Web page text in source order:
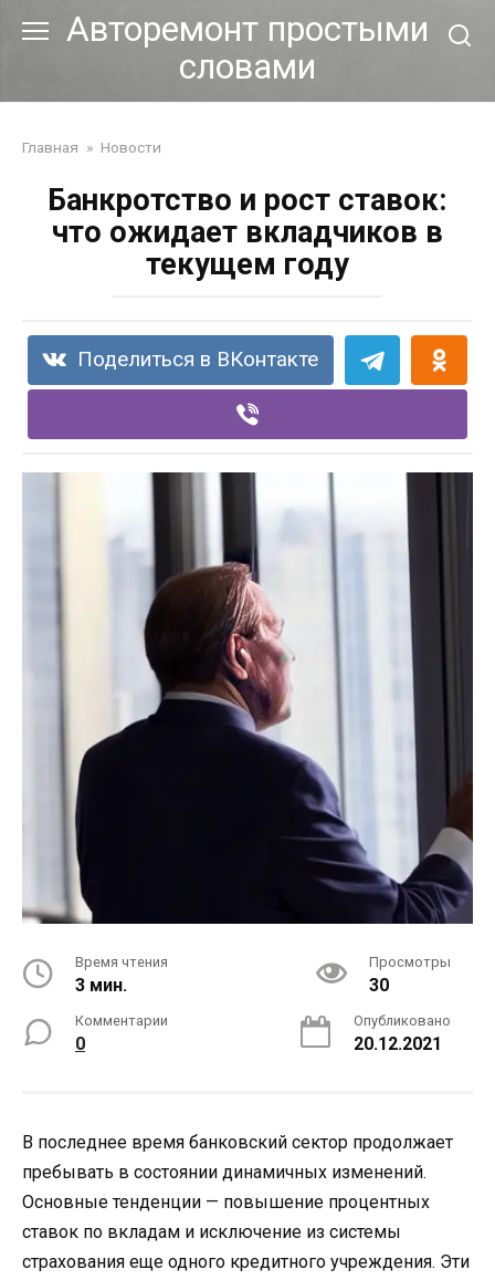
Авторемонт простыми
словами
Главная » Новости
Банкротство и рост ставок:
что ожидает вкладчиков в
текущем году
Поделиться в ВКонтакте
Время чтения
3 мин.
Просмотры
30
Комментарии
0
Опубликовано
20.12.2021
В последнее время банковский сектор продолжает
пребывать в состоянии динамичных изменений.
Основные тенденции — повышение процентных
ставок по вкладам и исключение из системы
страхования еще одного кредитного учреждения. Эти